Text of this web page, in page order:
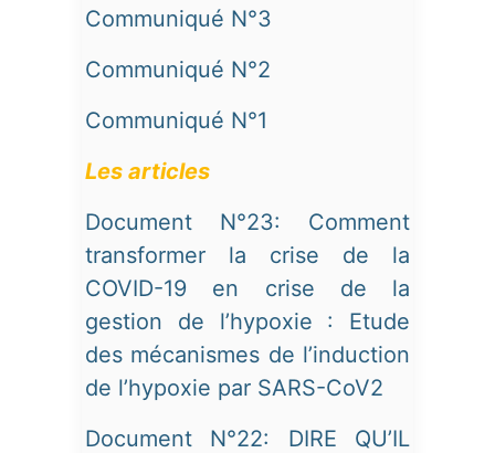
Communiqué N°3
Communiqué N°2
Communiqué N°1
Les articles
Document N°23: Comment
transformer la crise de la
COVID-19 en crise de la
gestion de l’hypoxie : Etude
des mécanismes de l’induction
de l’hypoxie par SARS-CoV2
Document N°22: DIRE QU’IL